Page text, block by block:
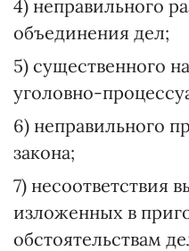
4) неправильного
объединения дел;
5) существенного
уголовно-
6) неправильного
закона;
7) несоответствия
изложенных в
обстоятельствам